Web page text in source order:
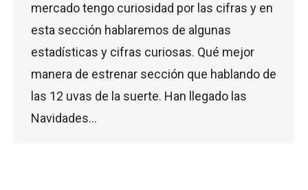
mercado tengo curiosidad por las cifras y en
esta sección hablaremos de algunas
estadísticas y cifras curiosas. Qué mejor
manera de estrenar sección que hablando de
las 12 uvas de la suerte. Han llegado las
Navidades…